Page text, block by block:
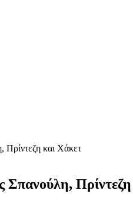
Πρίντεζη και Χάκετ
Σπανούλη,